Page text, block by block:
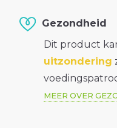
Gezondheid
Dit product
uitzondering
MEER OVER